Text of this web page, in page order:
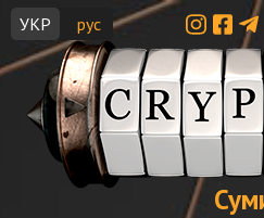
УКР рус